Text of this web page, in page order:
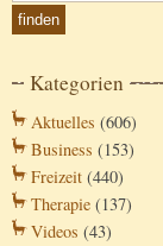
Kategorien
Aktuelles (606)
Business (153)
Freizeit (440)
Therapie (137)
Videos (43)